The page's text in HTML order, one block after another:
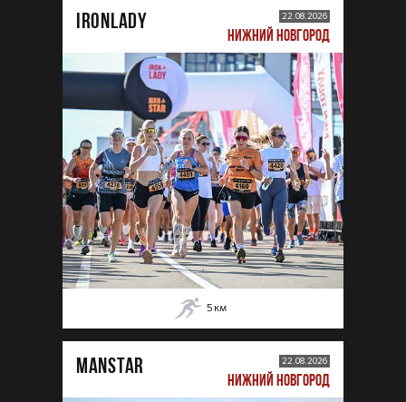
IRONLADY 22.08.2026
НИЖНИЙ НОВГОРОД
5 км
MANSTAR 22.08.2026
НИЖНИЙ НОВГОРОД